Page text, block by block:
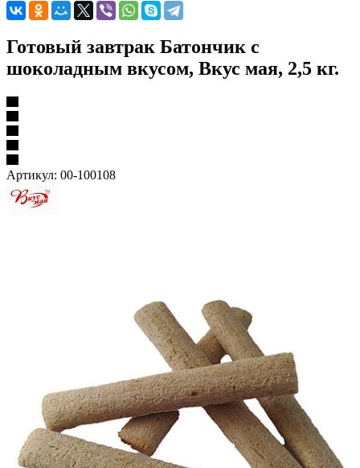
Готовый завтрак Батончик с
шоколадным вкусом, Вкус мая, 2,5 кг.
Артикул: 00-100108